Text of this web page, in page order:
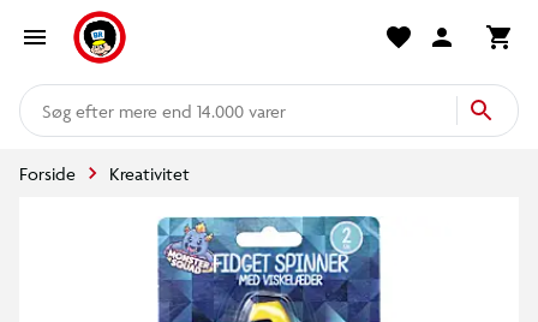
mere end 14.000 varer
Forside Kreativitet